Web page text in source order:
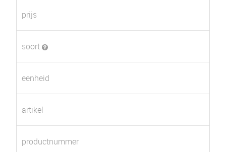
prijs
soort
eenheid
artikel
productnummer